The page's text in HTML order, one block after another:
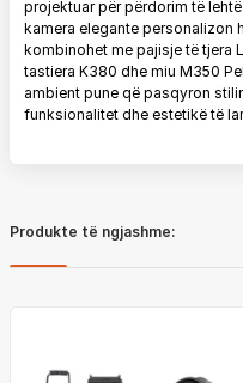
projektuar për përdorim të
kamera elegante personalizon
kombinohet me pajisje të tjera
tastiera K380 dhe miu M350
ambient pune që pasqyron
funksionalitet dhe estetikë të
Produkte të ngjashme: